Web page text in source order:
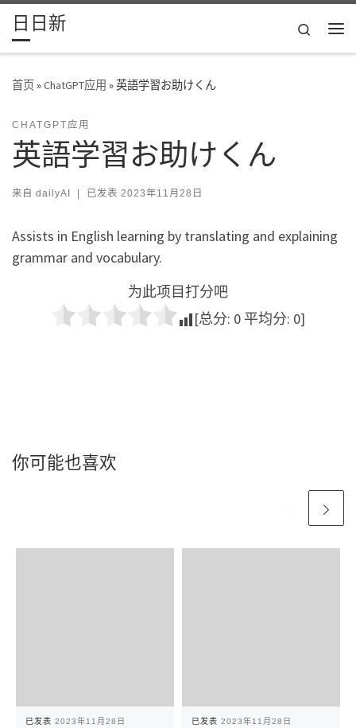
Skip to content
日日新
Search
首页»ChatGPT应用 »英語学習お助けくん
CHATGPT应用
英語学習お助けくん
来自 dailyAI | 已发表 2023年11月28日
Assists in English learning by translating and explaining
grammar and vocabulary.
为此项目打分吧
[总分: 0 平均分: 0]
你可能也喜欢
已发表 2023年11月28日 已发表 2023年11月28日